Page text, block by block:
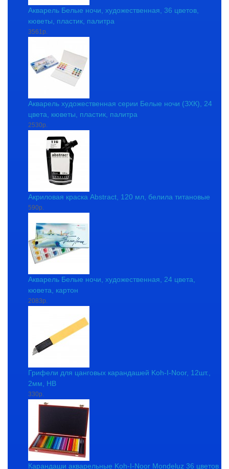
Акварель Белые ночи, художественная, 36 цветов,
кюветы, пластик, палитра
3561р.
Акварель художественная серии Белые ночи (ЗХК), 24
цвета, кюветы, пластик, палитра
2530р.
Акриловая краска Abstract, 120 мл, белила титановые
590р.
Акварель Белые ночи, художественная, 24 цвета,
кювета, картон
2083р.
Грифели для цанговых карандашей Koh-I-Noor, 12шт.,
2мм, HB
330р.
Карандаши акварельные Koh-I-Noor Mondeluz 36 цветов